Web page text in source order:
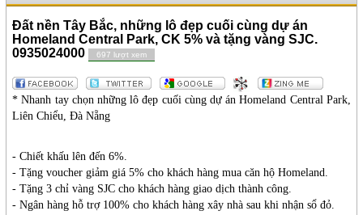
Đất nền Tây Bắc, những lô đẹp cuối cùng dự án
Homeland Central Park, CK 5% và tặng vàng SJC.
0935024000
697 lượt xem
* Nhanh tay chọn những lô đẹp cuối cùng dự án Homeland Central Park,
Liên Chiểu, Đà Nẵng
- Chiết khấu lên đến 6%.
- Tặng voucher giảm giá 5% cho khách hàng mua căn hộ Homeland.
- Tặng 3 chỉ vàng SJC cho khách hàng giao dịch thành công.
- Ngân hàng hỗ trợ 100% cho khách hàng xây nhà sau khi nhận sổ đỏ.